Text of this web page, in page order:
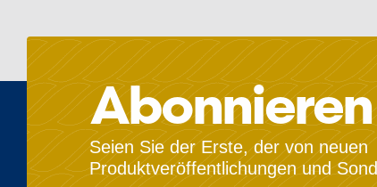
Abonnieren
Seien Sie der Erste, der von neuen
Produktveröffentlichungen und